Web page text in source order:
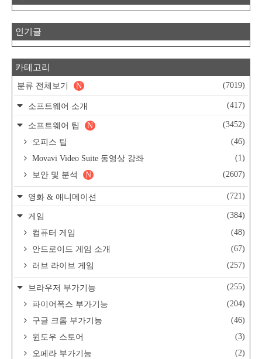
인기글
카테고리
분류 전체보기 (7019)
N
소프트웨어 소개 (417)
소프트웨어 팁 (3452)
N
오피스 팁
(46)
Movavi Video Suite 동영상 강좌
(1)
보안 및 분석
(2607)
N
영화 & 애니메이션 (721)
게임
(384)
컴퓨터 게임
(48)
안드로이드 게임 소개
(67)
러브 라이브 게임
(257)
브라우저 부가기능
(255)
파이어폭스 부가기능
(204)
구글 크롬 부가기능
(46)
윈도우 스토어
(3)
오페라 부가기능
(2)